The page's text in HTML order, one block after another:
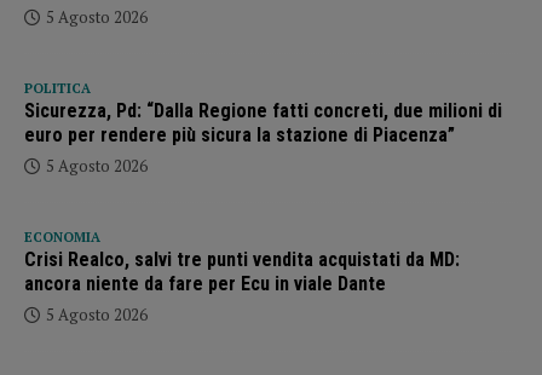
5 Agosto 2026
POLITICA
Sicurezza, Pd: “Dalla Regione fatti concreti, due milioni di
euro per rendere più sicura la stazione di Piacenza”
5 Agosto 2026
ECONOMIA
Crisi Realco, salvi tre punti vendita acquistati da MD:
ancora niente da fare per Ecu in viale Dante
5 Agosto 2026